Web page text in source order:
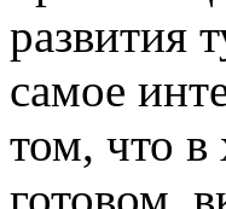
развития
самое
том, что
готовом,